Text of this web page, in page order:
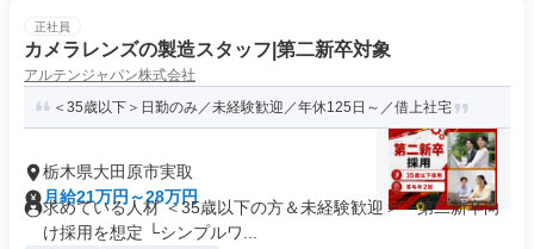
正社員
カメラレンズの製造スタッフ|第二新卒対象
アルテンジャパン株式会社
＜35歳以下＞日勤のみ／未経験歓迎／年休125日～／借上社宅
栃木県大田原市実取
月給21万円～28万円
求めている人材 ＜35歳以下の方＆未経験歓迎＞ └第二新卒向
け採用を想定 └シンプルワ...